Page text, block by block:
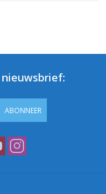
ABONNEER